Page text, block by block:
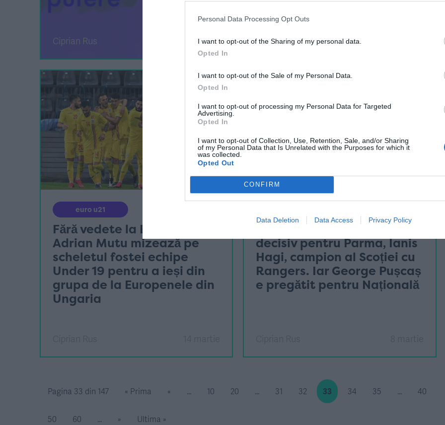
Personal Data Processing Opt Outs
I want to opt-out of the Sharing of my personal data.
Opted In
I want to opt-out of the Sale of my Personal Data.
Opted In
I want to opt-out of processing my Personal Data for Targeted
Advertising.
Opted In
I want to opt-out of Collection, Use, Retention, Sale, and/or Sharing
of my Personal Data that Is Unrelated with the Purposes for which it
was collected.
Opted Out
CONFIRM
Data Deletion Data Access Privacy Policy
Ciprian Rus
euro u21
Fără vedete la EURO U21:
Adrian Mutu mizează pe
scheletul fostei echipe
Under 19 pentru a ieși din
grupa de la Europenele din
Ungaria
Stranierii | Valentin Mihăilă,
decisiv pentru Parma, Ianis
Hagi, campion al Scoției cu
Rangers. Iar George Pușcaș
e pregătit pentru Națională
Pagina 33 din 147 « Prima « ... 10 20 ... 31 32 33 34 35 ... 40
50 60 ... » Ultima »